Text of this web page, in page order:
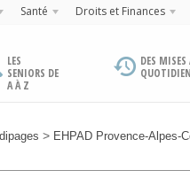
Santé Droits et Finances
LES
SENIORS DE
A À Z
DES MISES
> EHPAD Provence-Alpes-